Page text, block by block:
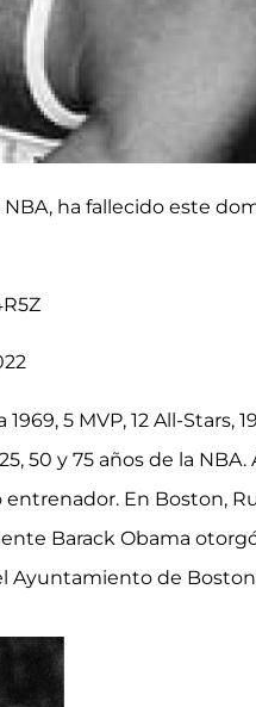
ha fallecido este
5 MVP, 12 All-Stars,
50 y 75 años de la NBA.
En Boston,
Barack Obama
Ayuntamiento de